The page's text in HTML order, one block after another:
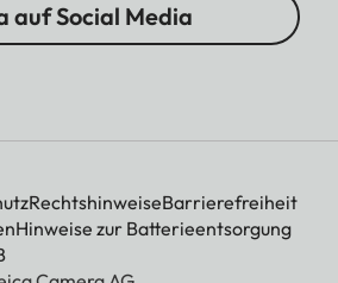
auf Social Media
RechtshinweiseBarrierefreiheit
Hinweise zur Batterieentsorgung